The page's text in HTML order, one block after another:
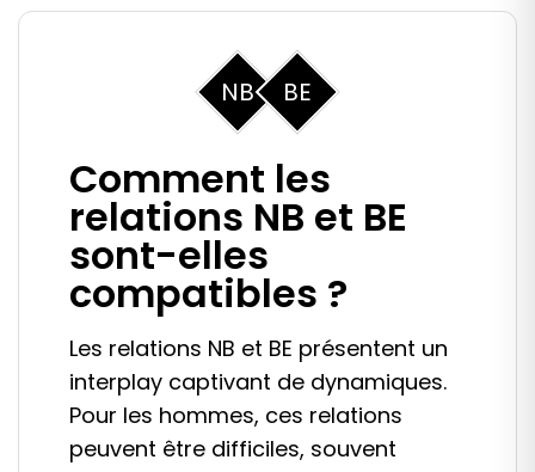
NB BE
Comment les
relations NB et BE
sont-elles
compatibles ?
Les relations NB et BE présentent un
interplay captivant de dynamiques.
Pour les hommes, ces relations
peuvent être difficiles, souvent